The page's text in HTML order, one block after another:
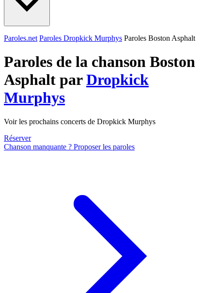
Paroles.net Paroles Dropkick Murphys Paroles Boston Asphalt
Paroles de la chanson Boston
Asphalt parDropkick
Murphys
Voir les prochains concerts de Dropkick Murphys
Réserver
Chanson manquante ? Proposer les paroles